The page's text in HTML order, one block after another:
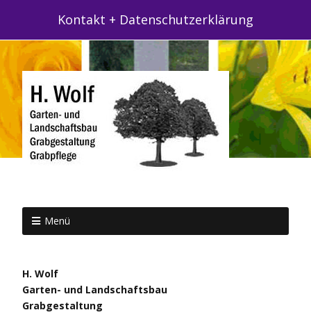
Kontakt + Datenschutzerklärung
Menü
H. Wolf
Garten- und Landschaftsbau
Grabgestaltung